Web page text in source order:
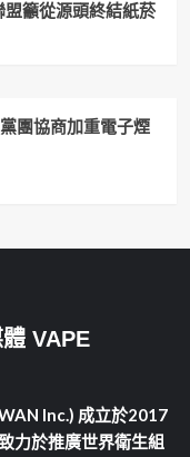
籲從源頭終結紙菸
團協商加重電子煙
VAPE
Inc.) 成立於2017
力於推廣世界衛生組